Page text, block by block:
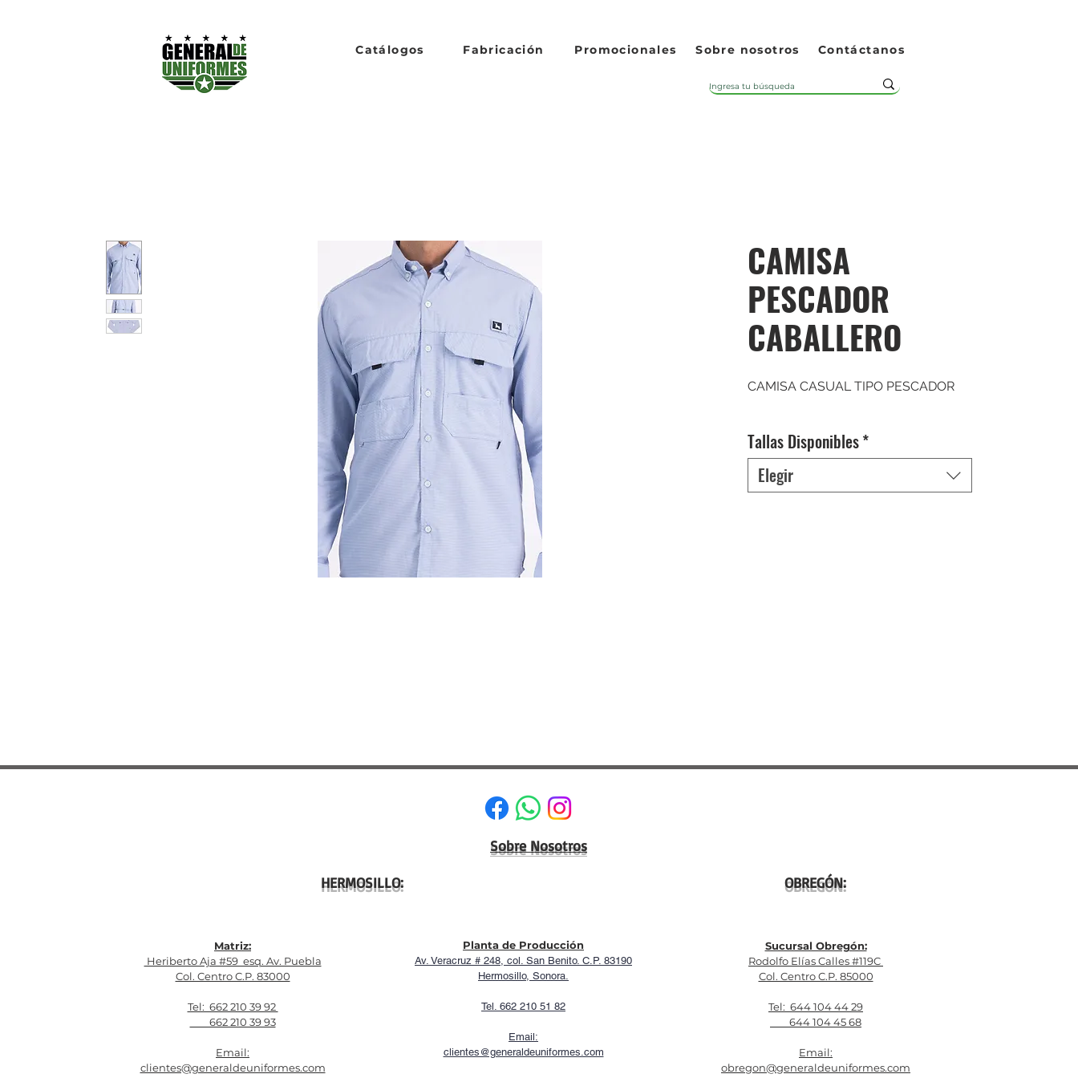
Catálogos Fabricación Promocionales Sobre nosotros Contáctanos
CAMISA
PESCADOR
CABALLERO
CAMISA CASUAL TIPO PESCADOR
Tallas Disponibles*
Elegir
Sobre Nosotros
HERMOSILLO: OBREGÓN:
Matriz:
Heriberto Aja #59 esq. Av. Puebla
Col. Centro C.P. 83000
Tel: 662 210 39 92
662 210 39 93
Email:
clientes@generaldeuniformes.com
Sucursal Obregón:
Rodolfo Elías Calles #119C
Col. Centro C.P. 85000
Tel: 644 104 44 29
644 104 45 68
Email:
obregon@generaldeuniformes.com
Planta de Producción
Av. Veracruz # 248, col. San Benito. C.P. 83190
Hermosillo, Sonora.
Tel. 662 210 51 82
Email:
clientes@generaldeuniformes.com